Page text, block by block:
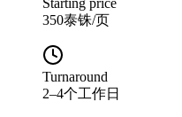
Starting price
350泰铢/页
Turnaround
2–4个工作日